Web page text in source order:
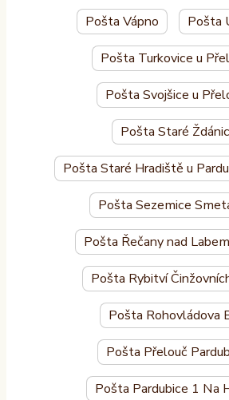
Pošta Vápno Pošta
Pošta Turkovice u
Pošta Svojšice u
Pošta Staré
Pošta Staré Hradiště u
Pošta Sezemice
Pošta Řečany nad
Pošta Rybitví
Pošta Rohovládova
Pošta Přelouč
Pošta Pardubice 1 Na